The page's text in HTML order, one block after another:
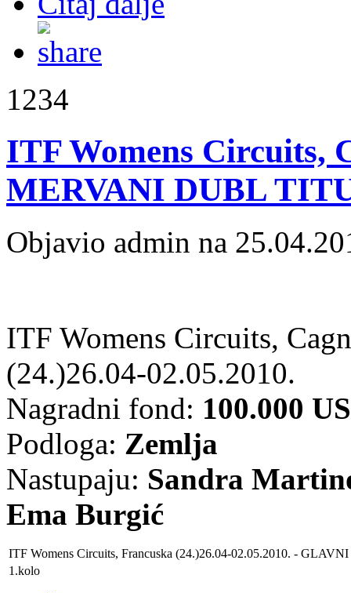
1234
ITF Womens Circuits,
MERVANI DUBL
Objavio admin na
ITF Womens Circuits,
(24.)26.04-02.05.2010.
Nagradni fond: 100.000
Podloga: Zemlja
Nastupaju: Sandra
Ema Burgić
ITF Womens Circuits, Francuska (24.)26.04-02.05.2010. -
1.kolo